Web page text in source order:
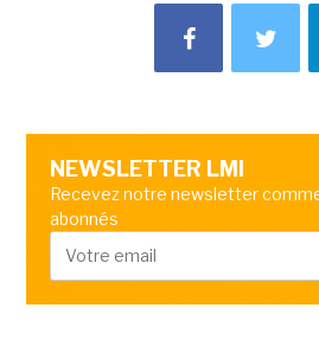
NEWSLETTER LMI
Recevez notre newsletter
abonnés